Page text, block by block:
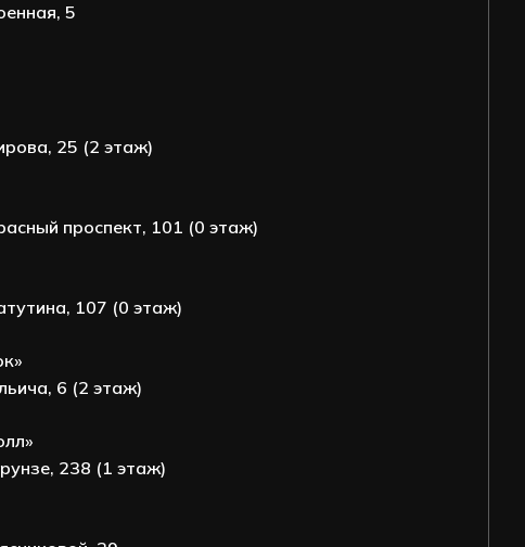
5
25 (2 этаж)
проспект, 101 (0 этаж)
107 (0 этаж)
6 (2 этаж)
238 (1 этаж)